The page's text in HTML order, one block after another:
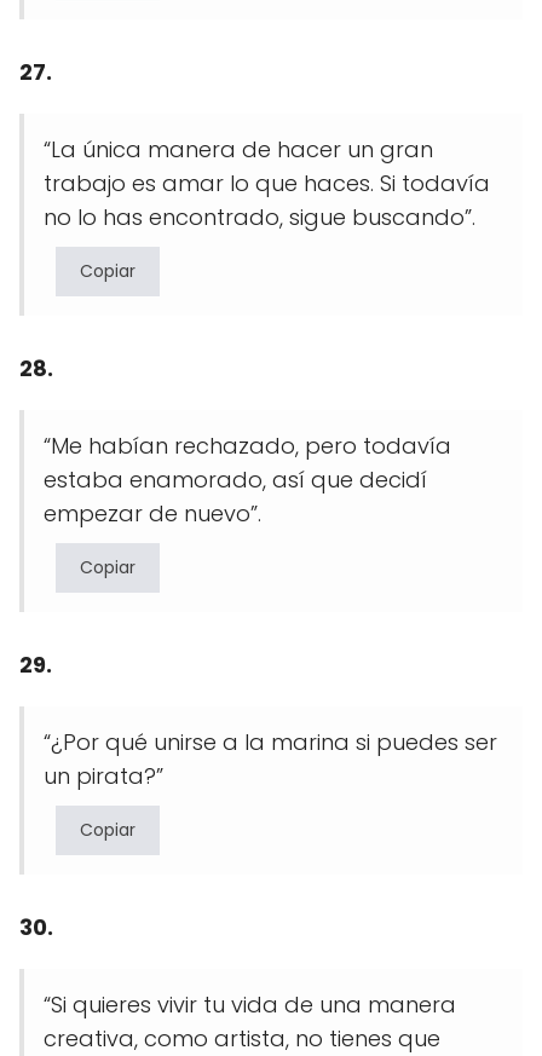
27.
“La única manera de hacer un gran
trabajo es amar lo que haces. Si todavía
no lo has encontrado, sigue buscando”.
Copiar
28.
“Me habían rechazado, pero todavía
estaba enamorado, así que decidí
empezar de nuevo”.
Copiar
29.
“¿Por qué unirse a la marina si puedes ser
un pirata?”
Copiar
30.
“Si quieres vivir tu vida de una manera
creativa, como artista, no tienes que